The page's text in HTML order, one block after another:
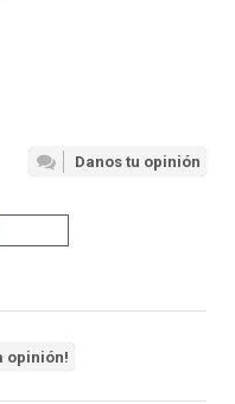
Danos tu opinión
opinión!